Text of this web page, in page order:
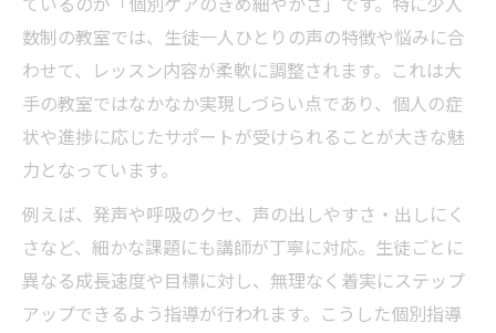
ているのが「個別ケアのきめ細やかさ」です。特に少人
数制の教室では、生徒一人ひとりの声の特徴や悩みに合
わせて、レッスン内容が柔軟に調整されます。これは大
手の教室ではなかなか実現しづらい点であり、個人の症
状や進捗に応じたサポートが受けられることが大きな魅
力となっています。
例えば、発声や呼吸のクセ、声の出しやすさ・出しにく
さなど、細かな課題にも講師が丁寧に対応。生徒ごとに
異なる成長速度や目標に対し、無理なく着実にステップ
アップできるよう指導が行われます。こうした個別指導